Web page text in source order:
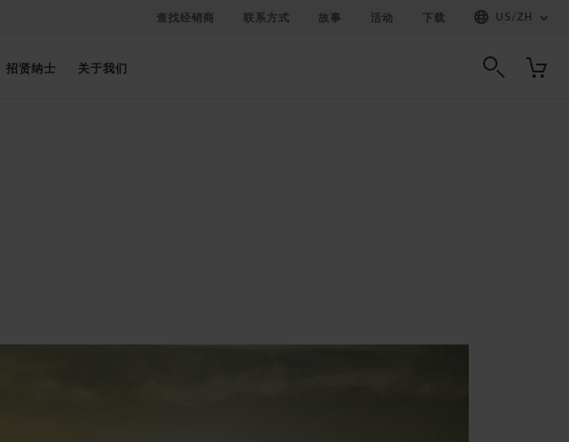
查找经销商 联系方式 故事 活动 下载 US/ZH
招贤纳士 关于我们